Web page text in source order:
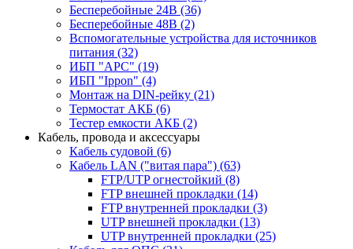
Бесперебойные 24В (36)
Бесперебойные 48В (2)
Вспомогательные устройства для источников
питания (32)
ИБП "APC" (19)
ИБП "Ippon" (4)
Монтаж на DIN-рейку (21)
Термостат АКБ (6)
Тестер емкости АКБ (2)
Кабель, провода и аксессуары
Кабель судовой (6)
Кабель LAN ("витая пара") (63)
FTP/UTP огнестойкий (8)
FTP внешней прокладки (14)
FTP внутренней прокладки (3)
UTP внешней прокладки (13)
UTP внутренней прокладки (25)